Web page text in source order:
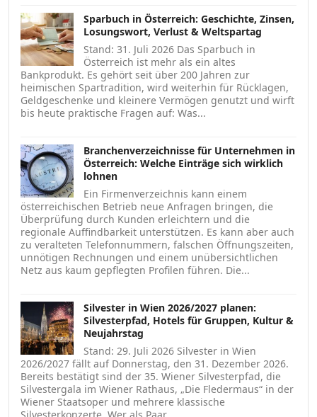
Sparbuch in Österreich: Geschichte, Zinsen,
Losungswort, Verlust & Weltspartag
Stand: 31. Juli 2026 Das Sparbuch in
Österreich ist mehr als ein altes
Bankprodukt. Es gehört seit über 200 Jahren zur
heimischen Spartradition, wird weiterhin für Rücklagen,
Geldgeschenke und kleinere Vermögen genutzt und wirft
bis heute praktische Fragen auf: Was...
Branchenverzeichnisse für Unternehmen in
Österreich: Welche Einträge sich wirklich
lohnen
Ein Firmenverzeichnis kann einem
österreichischen Betrieb neue Anfragen bringen, die
Überprüfung durch Kunden erleichtern und die
regionale Auffindbarkeit unterstützen. Es kann aber auch
zu veralteten Telefonnummern, falschen Öffnungszeiten,
unnötigen Rechnungen und einem unübersichtlichen
Netz aus kaum gepflegten Profilen führen. Die...
Silvester in Wien 2026/2027 planen:
Silvesterpfad, Hotels für Gruppen, Kultur &
Neujahrstag
Stand: 29. Juli 2026 Silvester in Wien
2026/2027 fällt auf Donnerstag, den 31. Dezember 2026.
Bereits bestätigt sind der 35. Wiener Silvesterpfad, die
Silvestergala im Wiener Rathaus, „Die Fledermaus“ in der
Wiener Staatsoper und mehrere klassische